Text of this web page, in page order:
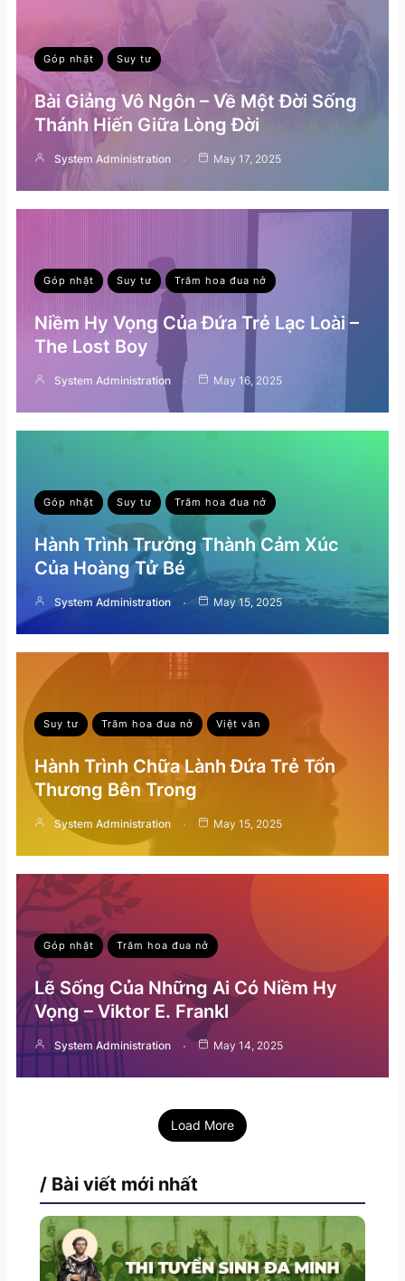
Góp nhặt Suy tư
Bài Giảng Vô Ngôn – Về Một Đời Sống
Thánh Hiến Giữa Lòng Đời
System Administration May 17, 2025
Góp nhặt Suy tư Trăm hoa đua nở
Niềm Hy Vọng Của Đứa Trẻ Lạc Loài –
The Lost Boy
System Administration May 16, 2025
Góp nhặt Suy tư Trăm hoa đua nở
Hành Trình Trưởng Thành Cảm Xúc
Của Hoàng Tử Bé
System Administration May 15, 2025
Suy tư Trăm hoa đua nở Việt văn
Hành Trình Chữa Lành Đứa Trẻ Tổn
Thương Bên Trong
System Administration May 15, 2025
Góp nhặt Trăm hoa đua nở
Lẽ Sống Của Những Ai Có Niềm Hy
Vọng – Viktor E. Frankl
System Administration May 14, 2025
Load More
/ Bài viết mới nhất